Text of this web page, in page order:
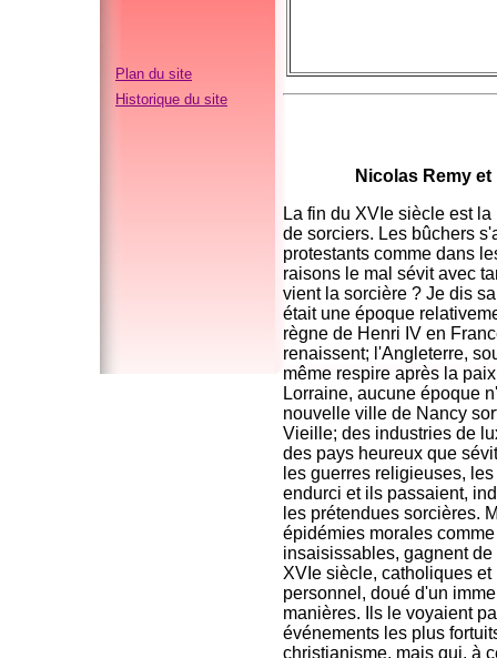
Plan du site
Historique du site
Nicolas Remy
La fin du XVIe siècle est
de sorciers. Les bûchers
protestants comme dans
raisons le mal sévit avec
vient la sorcière ? Je dis
était une époque
règne de Henri IV en
renaissent; l'Angleterre,
même respire après la
Lorraine, aucune époque
nouvelle ville de Nancy
Vieille; des industries de
des pays heureux que
les guerres religieuses,
endurci et ils passaient,
les prétendues sorcières.
épidémies morales
insaisissables, gagnent
XVIe siècle, catholiques
personnel, doué d'un
manières. Ils le voyaient
événements les plus
christianisme, mais qui, à